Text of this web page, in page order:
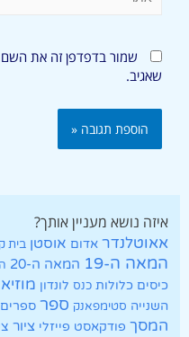
שמור בדפדפן זה את
שאגיב.
איזה נושא מעניין אותך?
אאוטלנדר אדום אוסטן בית
המאה ה-19
המאה ה-20
כיסים כלולות כנס לונדון
השנייה סטימפאנק ספר ספרים
המסך פודקאסט פייזלי ציור